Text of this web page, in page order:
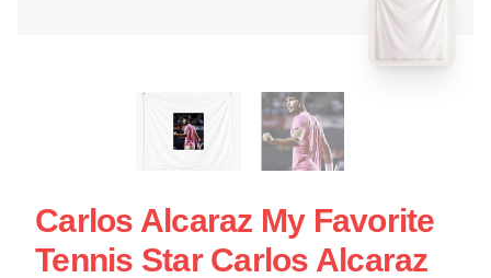
Carlos Alcaraz My Favorite
Tennis Star Carlos Alcaraz